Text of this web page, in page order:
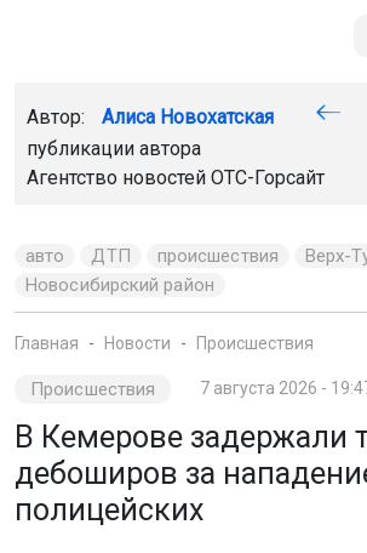
Автор: Алиса Новохатская
публикации автора
Агентство новостей ОТС-Горсайт
авто ДТП происшествия
Верх-
Новосибирский район
Главная Новости Происшествия
Происшествия 7 августа 2026 -
В Кемерове задержали
дебоширов за
полицейских